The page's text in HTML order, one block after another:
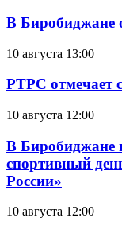
В Биробиджане
10 августа 13:00
РТРС отмечает
10 августа 12:00
В Биробиджане
спортивный
России»
10 августа 12:00